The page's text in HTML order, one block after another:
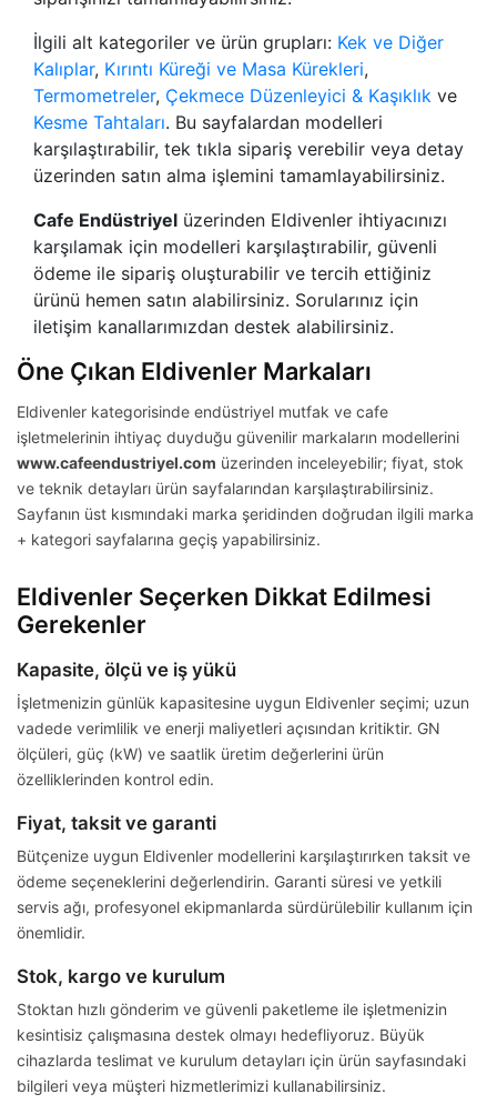
İlgili alt kategoriler ve ürün grupları: Kek ve Diğer
Kalıplar, Kırıntı Küreği ve Masa Kürekleri,
Termometreler, Çekmece Düzenleyici & Kaşıklık ve
Kesme Tahtaları. Bu sayfalardan modelleri
karşılaştırabilir, tek tıkla sipariş verebilir veya detay
üzerinden satın alma işlemini tamamlayabilirsiniz.
Cafe Endüstriyel üzerinden Eldivenler ihtiyacınızı
karşılamak için modelleri karşılaştırabilir, güvenli
ödeme ile sipariş oluşturabilir ve tercih ettiğiniz
ürünü hemen satın alabilirsiniz. Sorularınız için
iletişim kanallarımızdan destek alabilirsiniz.
Öne Çıkan Eldivenler Markaları
Eldivenler kategorisinde endüstriyel mutfak ve cafe
işletmelerinin ihtiyaç duyduğu güvenilir markaların modellerini
www.cafeendustriyel.com üzerinden inceleyebilir; fiyat, stok
ve teknik detayları ürün sayfalarından karşılaştırabilirsiniz.
Sayfanın üst kısmındaki marka şeridinden doğrudan ilgili marka
+ kategori sayfalarına geçiş yapabilirsiniz.
Eldivenler Seçerken Dikkat Edilmesi
Gerekenler
Kapasite, ölçü ve iş yükü
İşletmenizin günlük kapasitesine uygun Eldivenler seçimi; uzun
vadede verimlilik ve enerji maliyetleri açısından kritiktir. GN
ölçüleri, güç (kW) ve saatlik üretim değerlerini ürün
özelliklerinden kontrol edin.
Fiyat, taksit ve garanti
Bütçenize uygun Eldivenler modellerini karşılaştırırken taksit ve
ödeme seçeneklerini değerlendirin. Garanti süresi ve yetkili
servis ağı, profesyonel ekipmanlarda sürdürülebilir kullanım için
önemlidir.
Stok, kargo ve kurulum
Stoktan hızlı gönderim ve güvenli paketleme ile işletmenizin
kesintisiz çalışmasına destek olmayı hedefliyoruz. Büyük
cihazlarda teslimat ve kurulum detayları için ürün sayfasındaki
bilgileri veya müşteri hizmetlerimizi kullanabilirsiniz.